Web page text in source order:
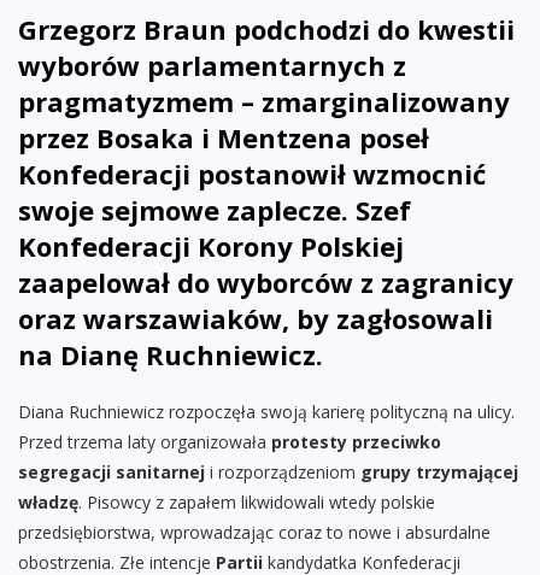
Grzegorz Braun podchodzi do kwestii
wyborów parlamentarnych z
pragmatyzmem – zmarginalizowany
przez Bosaka i Mentzena poseł
Konfederacji postanowił wzmocnić
swoje sejmowe zaplecze. Szef
Konfederacji Korony Polskiej
zaapelował do wyborców z zagranicy
oraz warszawiaków, by zagłosowali
na Dianę Ruchniewicz.
Diana Ruchniewicz rozpoczęła swoją karierę polityczną na ulicy.
Przed trzema laty organizowała protesty przeciwko
segregacji sanitarnej i rozporządzeniom grupy trzymającej
władzę. Pisowcy z zapałem likwidowali wtedy polskie
przedsiębiorstwa, wprowadzając coraz to nowe i absurdalne
obostrzenia. Złe intencje Partii kandydatka Konfederacji